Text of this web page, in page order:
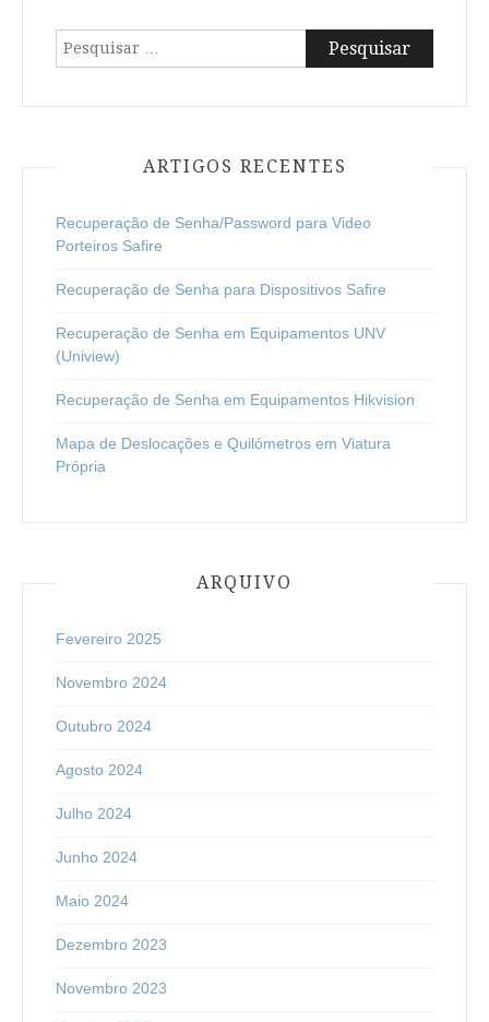
artigos
Pesquisar
por:
ARTIGOS RECENTES
Recuperação de Senha/Password para Video
Porteiros Safire
Recuperação de Senha para Dispositivos Safire
Recuperação de Senha em Equipamentos UNV
(Uniview)
Recuperação de Senha em Equipamentos Hikvision
Mapa de Deslocações e Quilómetros em Viatura
Própria
ARQUIVO
Fevereiro 2025
Novembro 2024
Outubro 2024
Agosto 2024
Julho 2024
Junho 2024
Maio 2024
Dezembro 2023
Novembro 2023